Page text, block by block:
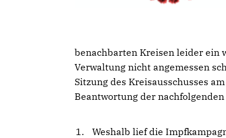
benachbarten Kreisen leider ein
Verwaltung nicht angemessen
Sitzung des Kreisausschusses
Beantwortung der nachfolgenden
Weshalb lief die